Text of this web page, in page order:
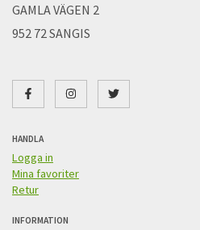
GAMLA VÄGEN 2
952 72 SANGIS
HANDLA
Logga in
Mina favoriter
Retur
INFORMATION